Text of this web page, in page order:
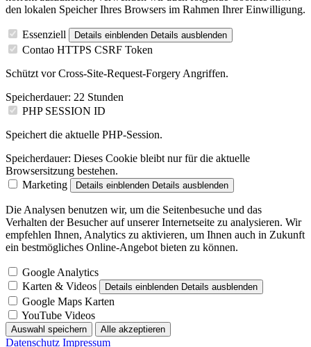
den lokalen Speicher Ihres Browsers im Rahmen Ihrer Einwilligung.
Essenziell Details einblenden Details ausblenden
Contao HTTPS CSRF Token
Schützt vor Cross-Site-Request-Forgery Angriffen.
Speicherdauer: 22 Stunden
PHP SESSION ID
Speichert die aktuelle PHP-Session.
Speicherdauer: Dieses Cookie bleibt nur für die aktuelle
Browsersitzung bestehen.
Marketing
Details einblenden Details ausblenden
Die Analysen benutzen wir, um die Seitenbesuche und das
Verhalten der Besucher auf unserer Internetseite zu analysieren. Wir
empfehlen Ihnen, Analytics zu aktivieren, um Ihnen auch in Zukunft
ein bestmögliches Online-Angebot bieten zu können.
Google Analytics
Karten & Videos
Details einblenden Details ausblenden
Google Maps Karten
YouTube Videos
Auswahl speichern Alle akzeptieren
Datenschutz Impressum